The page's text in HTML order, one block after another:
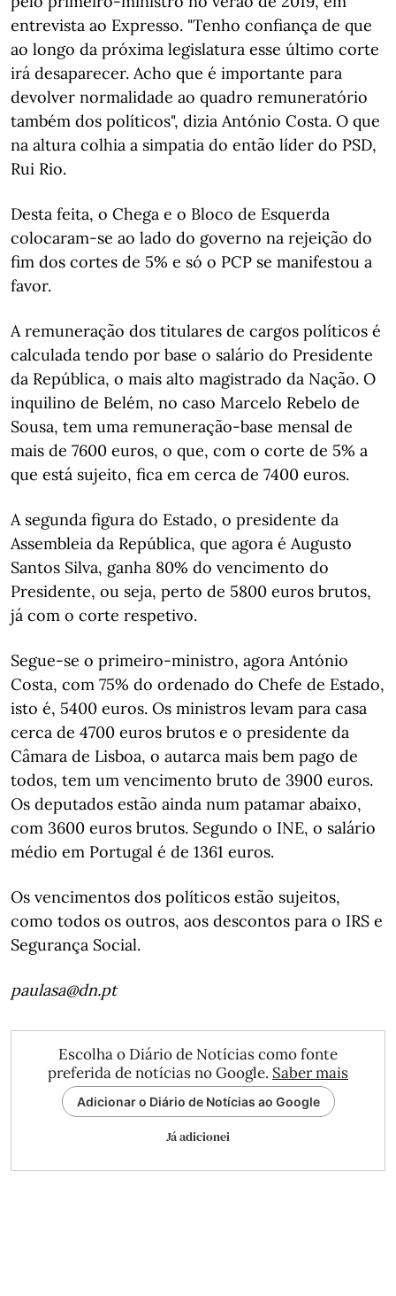
entrevista ao Expresso. "Tenho confiança de que
ao longo da próxima legislatura esse último corte
irá desaparecer. Acho que é importante para
devolver normalidade ao quadro remuneratório
também dos políticos", dizia António Costa. O que
na altura colhia a simpatia do então líder do PSD,
Rui Rio.
Desta feita, o Chega e o Bloco de Esquerda
colocaram-se ao lado do governo na rejeição do
fim dos cortes de 5% e só o PCP se manifestou a
favor.
A remuneração dos titulares de cargos políticos é
calculada tendo por base o salário do Presidente
da República, o mais alto magistrado da Nação. O
inquilino de Belém, no caso Marcelo Rebelo de
Sousa, tem uma remuneração-base mensal de
mais de 7600 euros, o que, com o corte de 5% a
que está sujeito, fica em cerca de 7400 euros.
A segunda figura do Estado, o presidente da
Assembleia da República, que agora é Augusto
Santos Silva, ganha 80% do vencimento do
Presidente, ou seja, perto de 5800 euros brutos,
já com o corte respetivo.
Segue-se o primeiro-ministro, agora António
Costa, com 75% do ordenado do Chefe de Estado,
isto é, 5400 euros. Os ministros levam para casa
cerca de 4700 euros brutos e o presidente da
Câmara de Lisboa, o autarca mais bem pago de
todos, tem um vencimento bruto de 3900 euros.
Os deputados estão ainda num patamar abaixo,
com 3600 euros brutos. Segundo o INE, o salário
médio em Portugal é de 1361 euros.
Os vencimentos dos políticos estão sujeitos,
como todos os outros, aos descontos para o IRS e
Segurança Social.
paulasa@dn.pt
Escolha o Diário de Notícias como fonte
preferida de notícias no Google. Saber mais
Adicionar o Diário de Notícias ao Google
Já adicionei